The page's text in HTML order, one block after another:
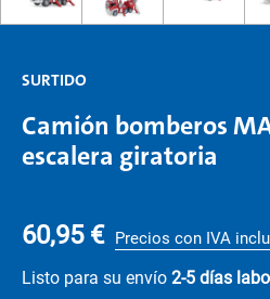
SURTIDO
Camión bomberos
escalera giratoria
60,95 € Precios con IVA
Listo para su envío 2-5 días